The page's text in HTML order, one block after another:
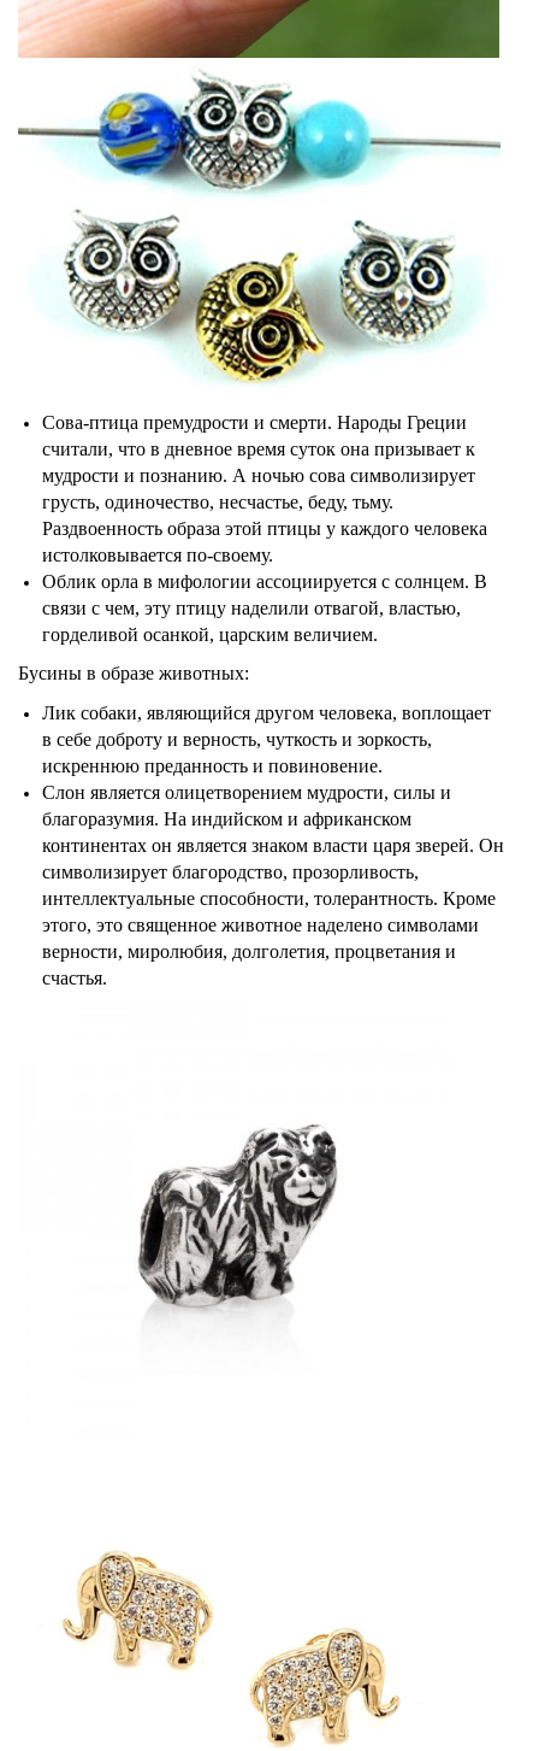
Сова-птица премудрости и смерти. Народы Греции
считали, что в дневное время суток она призывает к
мудрости и познанию. А ночью сова символизирует
грусть, одиночество, несчастье, беду, тьму.
Раздвоенность образа этой птицы у каждого человека
истолковывается по-своему.
Облик орла в мифологии ассоциируется с солнцем. В
связи с чем, эту птицу наделили отвагой, властью,
горделивой осанкой, царским величием.
Бусины в образе животных:
Лик собаки, являющийся другом человека, воплощает
в себе доброту и верность, чуткость и зоркость,
искреннюю преданность и повиновение.
Слон является олицетворением мудрости, силы и
благоразумия. На индийском и африканском
континентах он является знаком власти царя зверей. Он
символизирует благородство, прозорливость,
интеллектуальные способности, толерантность. Кроме
этого, это священное животное наделено символами
верности, миролюбия, долголетия, процветания и
счастья.